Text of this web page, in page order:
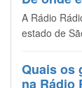
A Rádio
estado de
Quais os
na Rádio